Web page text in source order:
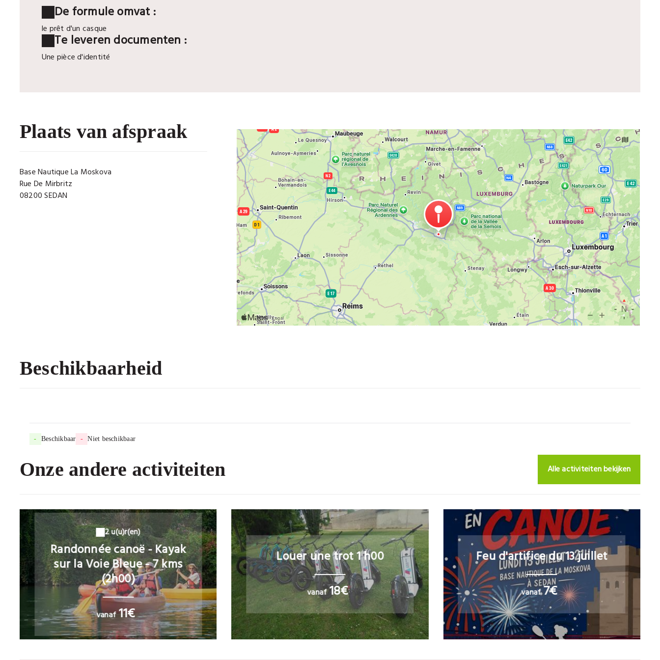
De formule omvat :
le prêt d'un casque
Te leveren documenten :
Une pièce d'identité
Plaats van afspraak
Base Nautique La Moskova
Rue De Mirbritz
08200 SEDAN
Beschikbaarheid
- Beschikbaar - Niet beschikbaar
Onze andere activiteiten Alle activiteiten bekijken
2 u(u)r(en)
Randonnée canoë - Kayak
sur la Voie Bleue - 7 kms
(2h00)
vanaf11€
Louer une trot 1 h00
vanaf18€
Feu d'artifice du 13 juillet
vanaf7€